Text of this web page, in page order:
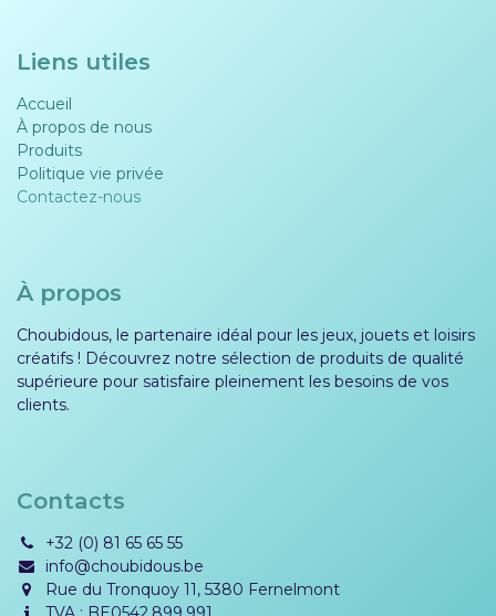
Liens utiles
Accueil
À propos de nous
Produits
Politique vie privée​​
Contactez-nous
À propos
Choubidous, le partenaire idéal pour les jeux, jouets et loisirs
créatifs ! Découvrez notre sélection de produits de qualité
supérieure pour satisfaire pleinement les besoins de vos
clients.
Contacts
+32 (0) 81 65 65 55
info@choubidous.be
Rue du Tronquoy 11, 5380 Fernelmont